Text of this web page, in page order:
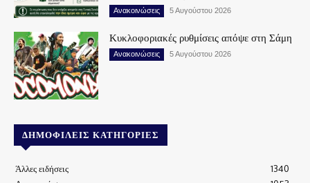
Ανακοινώσεις 5 Αυγούστου 2026
Κυκλοφοριακές ρυθμίσεις απόψε στη Σάμη
Ανακοινώσεις 5 Αυγούστου 2026
ΔΗΜΟΦΙΛΕΊΣ ΚΑΤΗΓΟΡΊΕΣ
Άλλες ειδήσεις
1340